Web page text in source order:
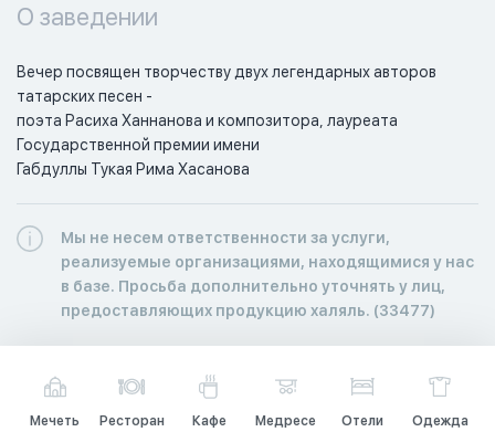
О заведении
Вечер посвящен творчеству двух легендарных авторов
татарских песен -
поэта Расиха Ханнанова и композитора, лауреата
Государственной премии имени
Габдуллы Тукая Рима Хасанова
Мы не несем ответственности за услуги,
реализуемые организациями, находящимися у нас
в базе. Просьба дополнительно уточнять у лиц,
предоставляющих продукцию халяль. (33477)
Мечеть Ресторан Кафе Медресе Отели Одежда